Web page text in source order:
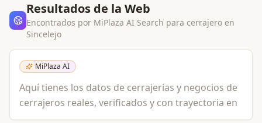
Resultados de la Web
Encontrados por MiPlaza AI Search para cerrajero en
Sincelejo
MiPlaza AI
Aquí tienes los datos de cerrajerías y negocios de
cerrajeros reales, verificados y con trayectoria en